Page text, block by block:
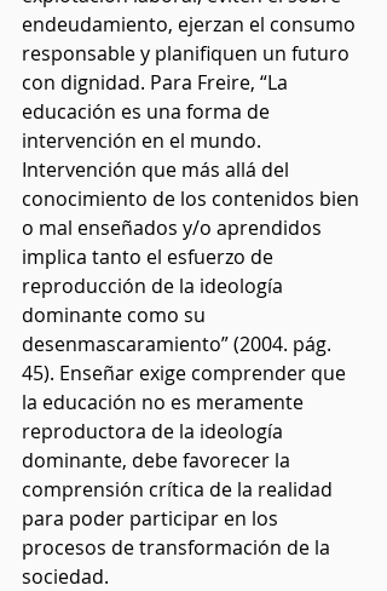
endeudamiento, ejerzan el consumo
responsable y planifiquen un futuro
con dignidad. Para Freire, “La
educación es una forma de
intervención en el mundo.
Intervención que más allá del
conocimiento de los contenidos bien
o mal enseñados y/o aprendidos
implica tanto el esfuerzo de
reproducción de la ideología
dominante como su
desenmascaramiento” (2004. pág.
45). Enseñar exige comprender que
la educación no es meramente
reproductora de la ideología
dominante, debe favorecer la
comprensión crítica de la realidad
para poder participar en los
procesos de transformación de la
sociedad.